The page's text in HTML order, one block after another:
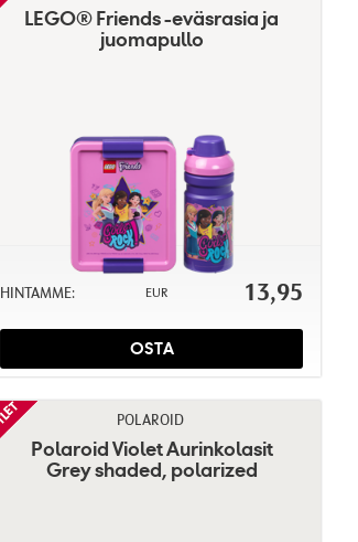
LEGO® Friends -eväsrasia ja
juomapullo
HINTAMME: EUR 13,95
OSTA
POLAROID
Polaroid Violet Aurinkolasit
Grey shaded, polarized